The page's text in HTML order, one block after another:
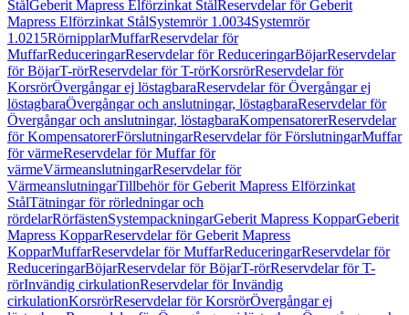
StålGeberit Mapress Elförzinkat StålReservdelar för Geberit
Mapress Elförzinkat StålSystemrör 1.0034Systemrör
1.0215RörnipplarMuffarReservdelar för
MuffarReduceringarReservdelar för ReduceringarBöjarReservdelar
för BöjarT-rörReservdelar för T-rörKorsrörReservdelar för
KorsrörÖvergångar ej löstagbaraReservdelar för Övergångar ej
löstagbaraÖvergångar och anslutningar, löstagbaraReservdelar för
Övergångar och anslutningar, löstagbaraKompensatorerReservdelar
för KompensatorerFörslutningarReservdelar för FörslutningarMuffar
för värmeReservdelar för Muffar för
värmeVärmeanslutningarReservdelar för
VärmeanslutningarTillbehör för Geberit Mapress Elförzinkat
StålTätningar för rörledningar och
rördelarRörfästenSystempackningarGeberit Mapress KopparGeberit
Mapress KopparReservdelar för Geberit Mapress
KopparMuffarReservdelar för MuffarReduceringarReservdelar för
ReduceringarBöjarReservdelar för BöjarT-rörReservdelar för T-
rörInvändig cirkulationReservdelar för Invändig
cirkulationKorsrörReservdelar för KorsrörÖvergångar ej